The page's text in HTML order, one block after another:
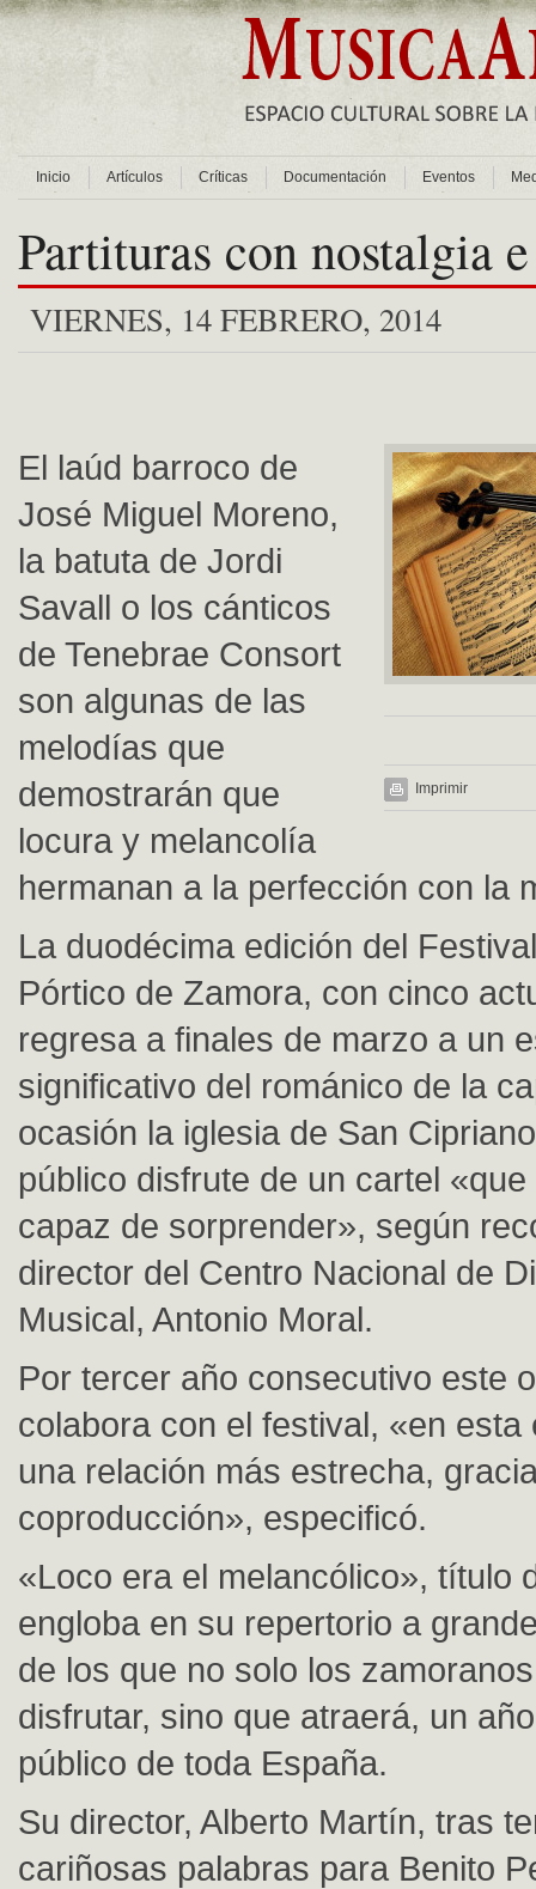
Inicio Artículos Críticas Documentación Eventos
Partituras con nostalgia
VIERNES, 14 FEBRERO, 2014
Imprimir
El laúd barroco de
José Miguel Moreno,
la batuta de Jordi
Savall o los cánticos
de Tenebrae Consort
son algunas de las
melodías que
demostrarán que
locura y melancolía
hermanan a la perfección con la
La duodécima edición del
Pórtico de Zamora, con cinco
regresa a finales de marzo a un
significativo del románico de la
ocasión la iglesia de San
público disfrute de un cartel
capaz de sorprender», según
director del Centro Nacional de
Musical, Antonio Moral.
Por tercer año consecutivo este
colabora con el festival, «en esta
una relación más estrecha,
coproducción», especificó.
«Loco era el melancólico», título
engloba en su repertorio a
de los que no solo los
disfrutar, sino que atraerá, un
público de toda España.
Su director, Alberto Martín, tras
cariñosas palabras para Benito